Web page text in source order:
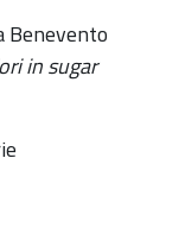
Benevento
in sugar